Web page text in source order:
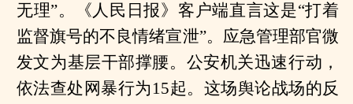
无理”。《人民日报》客户端直言这是“打着
监督旗号的不良情绪宣泄”。应急管理部官微
发文为基层干部撑腰。公安机关迅速行动，
依法查处网暴行为15起。这场舆论战场的反